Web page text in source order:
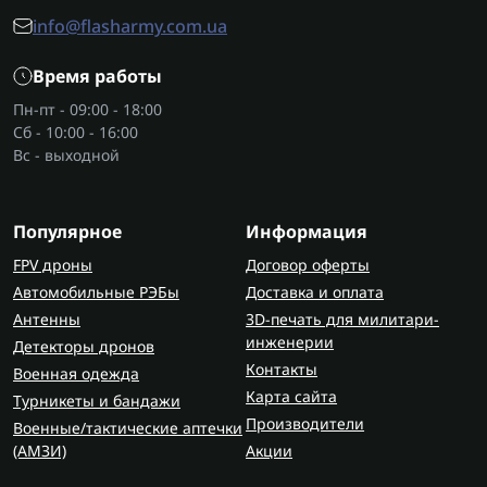
разными поверхностями:
дерево и древесные плиты;
металл после резки или сварки;
пластик;
шпаклёвка и грунтованные поверхности;
Эксцентриковая шлифмашина часто
используется для подготовки деталей к
окрашиванию, полировке и деликатному
шлифованию без грубого снятия слоя.
Если требуется резка металла, зачистка швов или
работа с камнем, целесообразно выбрать
сетевые угловые шлифмашины, которые
дополняют оснащение мастерской.
info@flasharmy.com.ua
Время работы
Пн-пт - 09:00 - 18:00
Сб - 10:00 - 16:00
Вс - выходной
Популярное
FPV дроны
Автомобильные РЭБы
Антенны
Детекторы дронов
Военная одежда
Турникеты и бандажи
Военные/тактические аптечки
(AMЗИ)
Информация
Договор оферты
Доставка и оплата
3D-печать для милитари-
инженерии
Контакты
Карта сайта
Производители
Акции